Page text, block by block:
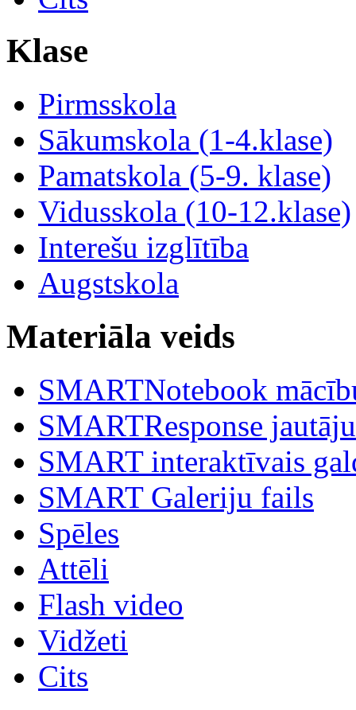
Klase
Pirmsskola
Sākumskola (1-4.klase)
Pamatskola (5-9. klase)
Vidusskola (10-12.klase)
Interešu izglītība
Augstskola
Materiāla veids
SMARTNotebook
SMARTResponse
SMART interaktīvais
SMART Galeriju fails
Spēles
Attēli
Flash video
Vidžeti
Cits